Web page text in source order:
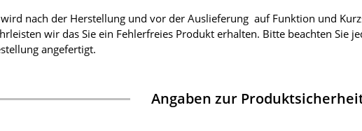
wird nach der Herstellung und vor der Auslieferung auf Funktion und
wir das Sie ein Fehlerfreies Produkt erhalten. Bitte beachten Sie
angefertigt.
Angaben zur